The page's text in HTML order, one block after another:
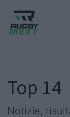
Top 14
Notizie,